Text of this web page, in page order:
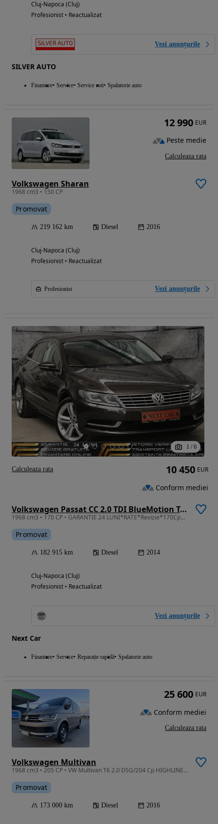
Cluj-Napoca (Cluj)
Profesionist • Reactualizat
Vezi anunțurile
SILVER AUTO
Finantare Service Service roti Spalatorie auto
Volkswagen Sharan
1968 cm3 • 150 CP
Promovat
219 162 km Diesel 2016
Cluj-Napoca (Cluj)
Profesionist • Reactualizat
Profesionist Vezi anunțurile
12 990 EUR
Peste medie
Calculeaza rata
1 / 6
Volkswagen Passat CC 2.0 TDI BlueMotion Technology Exclusive
1968 cm3 • 170 CP • GARANTIE 24 LUNI*RATE*Revizie*170Cp*Interior Crem*Navi*Bixenon
Promovat
182 915 km Diesel 2014
Cluj-Napoca (Cluj)
Profesionist • Reactualizat
Vezi anunțurile
Next Car
Finantare Service Reparație rapidă Spalatorie auto
10 450 EUR
Conform mediei
Calculeaza rata
Volkswagen Multivan
1968 cm3 • 205 CP • VW Multivan T6 2.0 DSG/204 Cp HIGHLINE EDITION -EURO 6 AN 09/2016 DSG
Promovat
173 000 km Diesel 2016
25 600 EUR
Conform mediei
Calculeaza rata